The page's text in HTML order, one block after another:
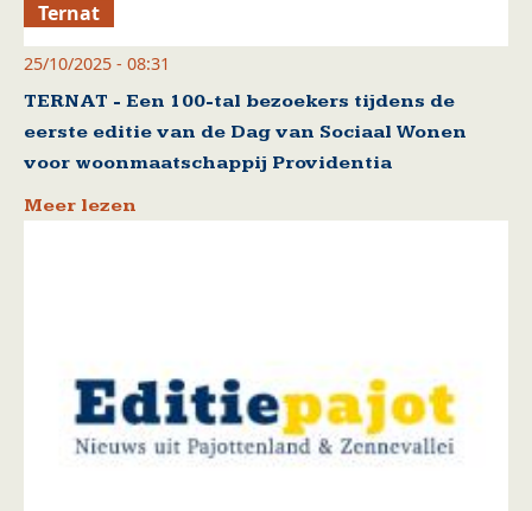
Ternat
25/10/2025 - 08:31
TERNAT - Een 100-tal bezoekers tijdens de
eerste editie van de Dag van Sociaal Wonen
voor woonmaatschappij Providentia
Meer lezen